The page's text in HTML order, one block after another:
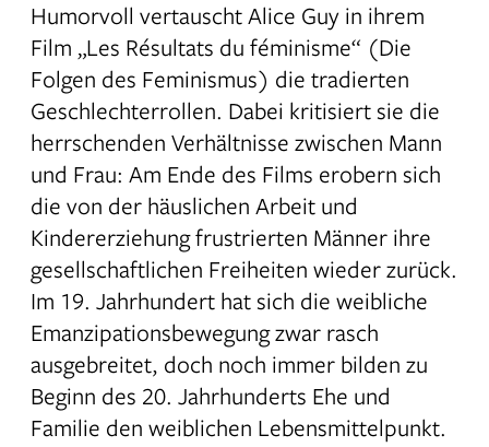
Humorvoll vertauscht Alice Guy in ihrem
Film „Les Résultats du féminisme“ (Die
Folgen des Feminismus) die tradierten
Geschlechterrollen. Dabei kritisiert sie die
herrschenden Verhältnisse zwischen Mann
und Frau: Am Ende des Films erobern sich
die von der häuslichen Arbeit und
Kindererziehung frustrierten Männer ihre
gesellschaftlichen Freiheiten wieder zurück.
Im 19. Jahrhundert hat sich die weibliche
Emanzipationsbewegung zwar rasch
ausgebreitet, doch noch immer bilden zu
Beginn des 20. Jahrhunderts Ehe und
Familie den weiblichen Lebensmittelpunkt.